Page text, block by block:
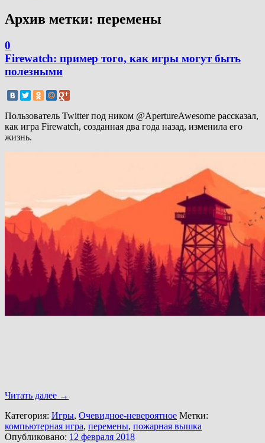
Архив метки: перемены
0
Firewatch: пример того, как игры могут быть
полезными
Пользователь Twitter под ником @ApertureAwesome рассказал,
как игра Firewatch, созданная два года назад, изменила его
жизнь.
Читать далее →
Категория: Игры, Очевидное-невероятное Метки:
компьютерная игра, перемены, пожарная вышка
Опубликовано: 12 февраля 2018